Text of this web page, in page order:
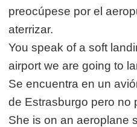
preocúpese por el
aterrizar.
You speak of a soft
airport we are going to
Se encuentra en un
de Estrasburgo pero no
She is on an aeroplane